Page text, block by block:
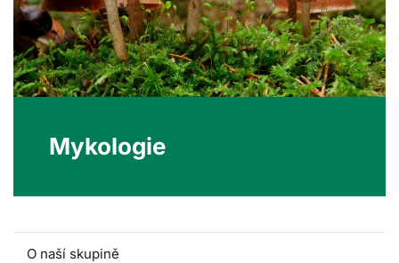
Mykologie
O naší skupině